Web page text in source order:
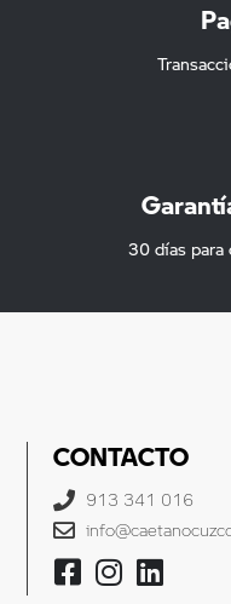
30 días para
CONTACTO
913 341 016